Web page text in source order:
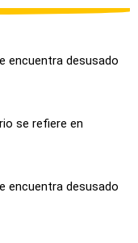
encuentra desusado
se refiere en
encuentra desusado